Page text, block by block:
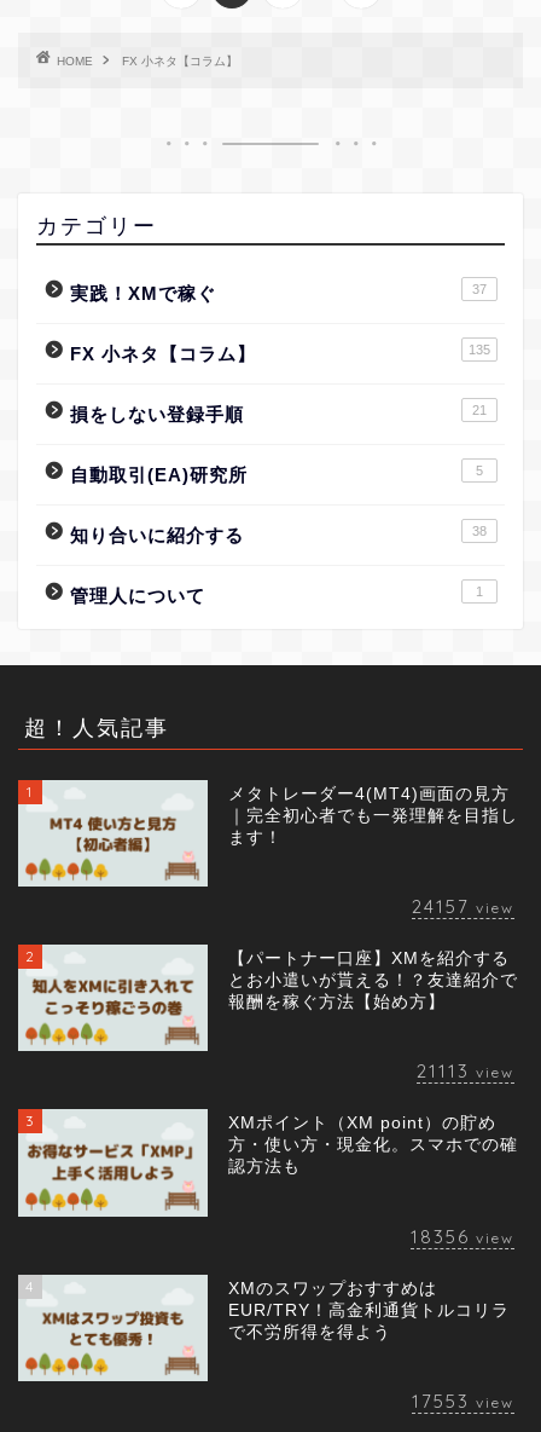
HOME FX 小ネタ【コラム】
カテゴリー
実践！XMで稼ぐ 37
FX 小ネタ【コラム】 135
損をしない登録手順 21
自動取引(EA)研究所 5
知り合いに紹介する 38
管理人について 1
超！人気記事
1
メタトレーダー4(MT4)画面の見方
｜完全初心者でも一発理解を目指し
ます！
24157 view
2
【パートナー口座】XMを紹介する
とお小遣いが貰える！？友達紹介で
報酬を稼ぐ方法【始め方】
21113 view
3
XMポイント（XM point）の貯め
方・使い方・現金化。スマホでの確
認方法も
18356 view
4
XMのスワップおすすめは
EUR/TRY！高金利通貨トルコリラ
で不労所得を得よう
17553 view